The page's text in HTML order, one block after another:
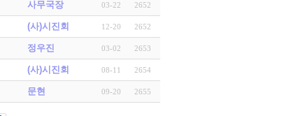
사무국장 03-22 2652
(사)시진회 12-20 2652
정우진 03-02 2653
(사)시진회 08-11 2654
문현 09-20 2655